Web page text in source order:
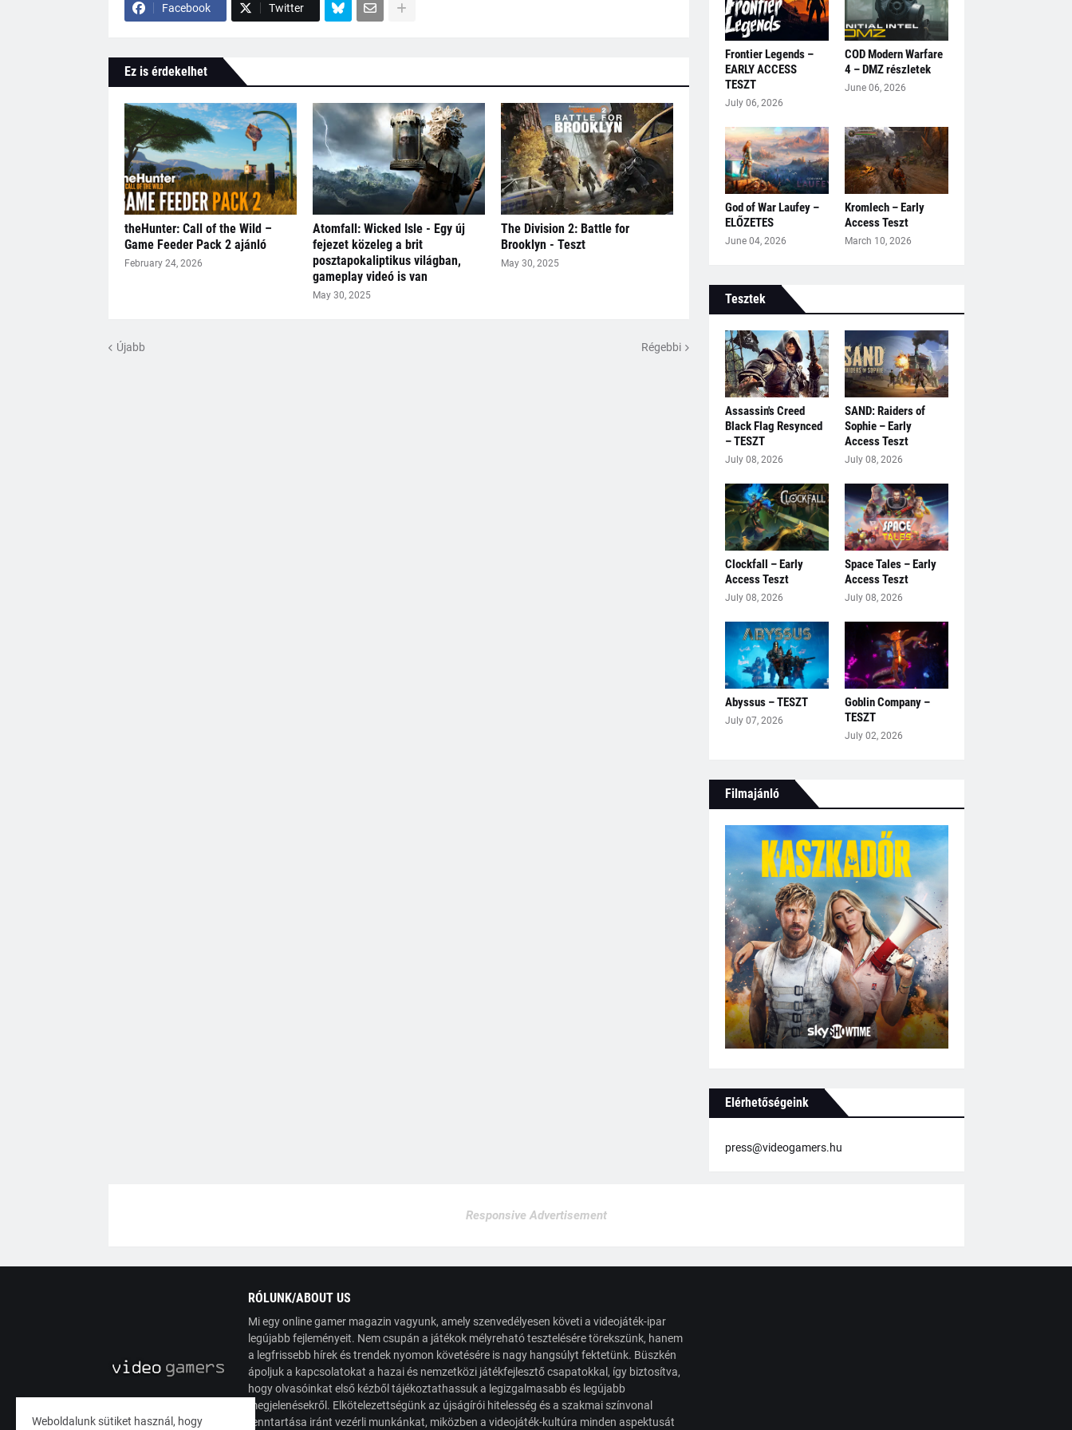
Facebook Twitter
Ez is érdekelhet
theHunter: Call of the Wild –
Game Feeder Pack 2 ajánló
February 24, 2026
Atomfall: Wicked Isle - Egy új
fejezet közeleg a brit
posztapokaliptikus világban,
gameplay videó is van
May 30, 2025
The Division 2: Battle for
Brooklyn - Teszt
May 30, 2025
Újabb Régebbi
Frontier Legends –
EARLY ACCESS
TESZT
July 06, 2026
COD Modern Warfare
4 – DMZ részletek
June 06, 2026
God of War Laufey –
ELŐZETES
June 04, 2026
Kromlech – Early
Access Teszt
March 10, 2026
Tesztek
Assassin's Creed
Black Flag Resynced
– TESZT
July 08, 2026
SAND: Raiders of
Sophie – Early
Access Teszt
July 08, 2026
Clockfall – Early
Access Teszt
July 08, 2026
Space Tales – Early
Access Teszt
July 08, 2026
Abyssus – TESZT
July 07, 2026
Goblin Company –
TESZT
July 02, 2026
Filmajánló
Elérhetőségeink
press@videogamers.hu
Responsive Advertisement
RÓLUNK/ABOUT US
Mi egy online gamer magazin vagyunk, amely szenvedélyesen követi a videojáték-ipar
legújabb fejleményeit. Nem csupán a játékok mélyreható tesztelésére törekszünk, hanem
a legfrissebb hírek és trendek nyomon követésére is nagy hangsúlyt fektetünk. Büszkén
ápoljuk a kapcsolatokat a hazai és nemzetközi játékfejlesztő csapatokkal, így biztosítva,
hogy olvasóinkat első kézből tájékoztathassuk a legizgalmasabb és legújabb
megjelenésekről. Elkötelezettségünk az újságírói hitelesség és a szakmai színvonal
fenntartása iránt vezérli munkánkat, miközben a videojáték-kultúra minden aspektusát
Weboldalunk sütiket használ, hogy